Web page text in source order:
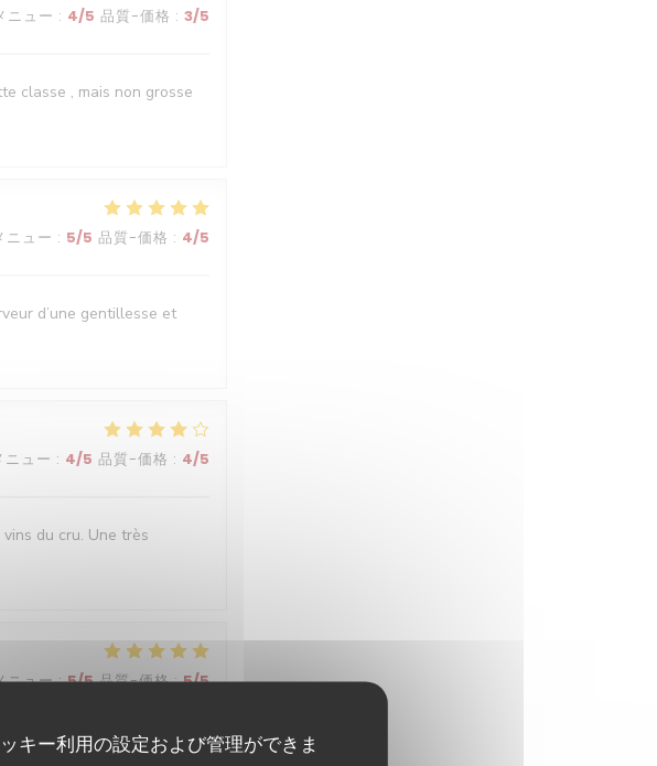
キー利用の設定および管理ができま
ニュー : 4/5 品質-価格 : 3/5
classe , mais non grosse
ニュー : 5/5 品質-価格 : 4/5
d’une gentillesse et
ニュー : 4/5 品質-価格 : 4/5
du cru. Une très
ニュー: 5/5 品質-価格: 5/5
vivement ce